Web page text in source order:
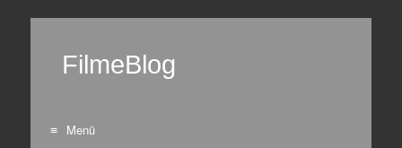
FilmeBlog
Menü